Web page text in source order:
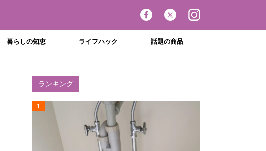
暮らしの知恵 ライフハック 話題の商品
ランキング
1